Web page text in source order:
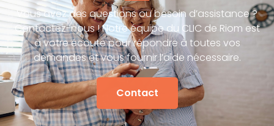
Vous avez des questions ou besoin d’assistance ?
Contactez-nous ! Notre équipe du CLIC de Riom est
à votre écoute pour répondre à toutes vos
demandes et vous fournir l’aide nécessaire.
Contact